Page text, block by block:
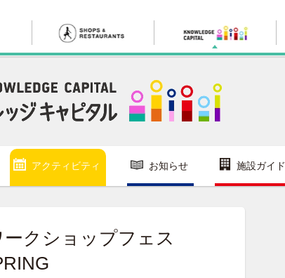
アクティビティ お知らせ 施設ガイド
クショップフェス